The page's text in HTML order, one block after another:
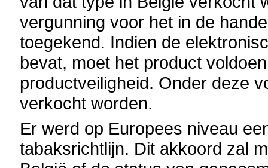
vergunning voor het in de
toegekend. Indien de
bevat, moet het product
productveiligheid. Onder deze
verkocht worden.
Er werd op Europees niveau
tabaksrichtlijn. Dit akkoord zal